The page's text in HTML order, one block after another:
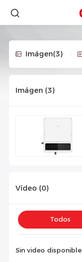
Imágen(3)
Imágen (3)
Vídeo (0)
Todos
Sin video disponible